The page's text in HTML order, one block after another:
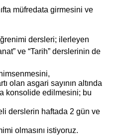
müfredata girmesini ve
dersleri; ilerleyen
ve “Tarih” derslerinin de
olan asgari sayının altında
konsolide edilmesini; bu
derslerin haftada 2 gün ve
olmasını istiyoruz.